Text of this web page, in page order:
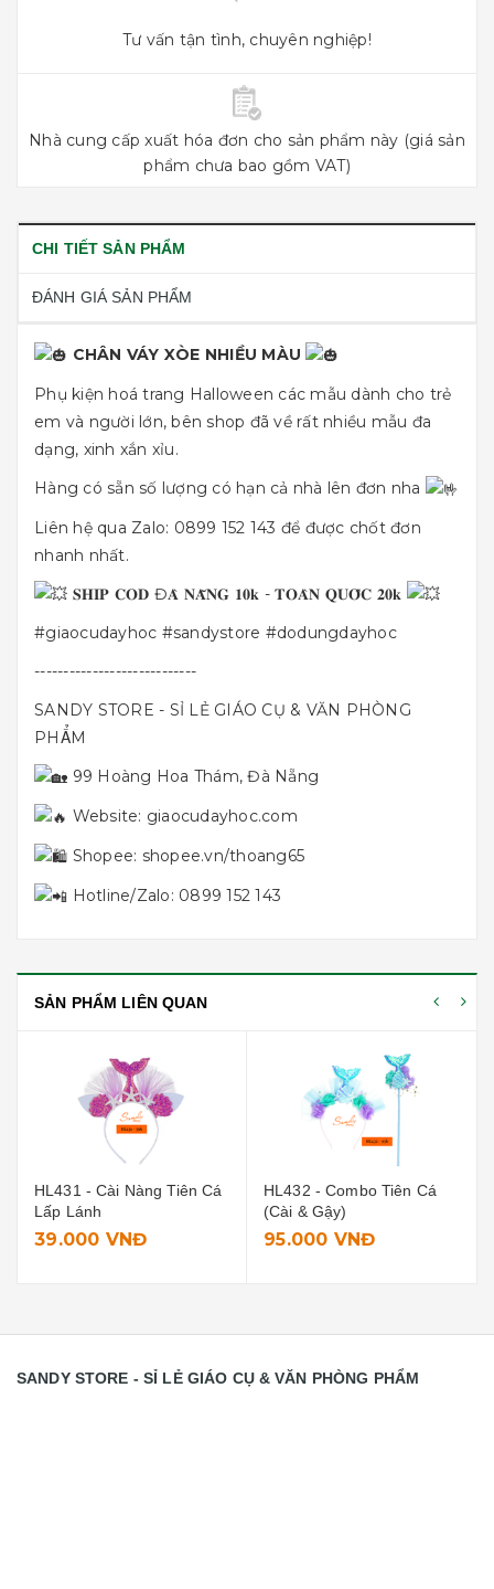
Tư vấn tận tình, chuyên nghiệp!
Nhà cung cấp xuất hóa đơn cho sản phẩm này (giá sản
phẩm chưa bao gồm VAT)
CHI TIẾT SẢN PHẨM
ĐÁNH GIÁ SẢN PHẨM
CHÂN VÁY XÒE NHIỀU MÀU
Phụ kiện hoá trang Halloween các mẫu dành cho trẻ
em và người lớn, bên shop đã về rất nhiều mẫu đa
dạng, xinh xắn xỉu.
Hàng có sẵn số lượng có hạn cả nhà lên đơn nha
Liên hệ qua Zalo: 0899 152 143 để được chốt đơn
nhanh nhất.
𝐒𝐇𝐈𝐏 𝐂𝐎𝐃 Đ𝐀̀ 𝐍𝐀̆̃𝐍𝐆 𝟏𝟎𝐤 - 𝐓𝐎𝐀̀𝐍 𝐐𝐔𝐎̂́𝐂 𝟐𝟎𝐤
#giaocudayhoc #sandystore #dodungdayhoc
----------------------------
SANDY STORE - SỈ LẺ GIÁO CỤ & VĂN PHÒNG
PHẨM
99 Hoàng Hoa Thám, Đà Nẵng
Website: giaocudayhoc.com
Shopee: shopee.vn/thoang65
Hotline/Zalo: 0899 152 143
SẢN PHẨM LIÊN QUAN
HL431 - Cài Nàng Tiên Cá
Lấp Lánh
39.000 VNĐ
HL432 - Combo Tiên Cá
(Cài & Gậy)
95.000 VNĐ
SANDY STORE - SỈ LẺ GIÁO CỤ & VĂN PHÒNG PHẨM